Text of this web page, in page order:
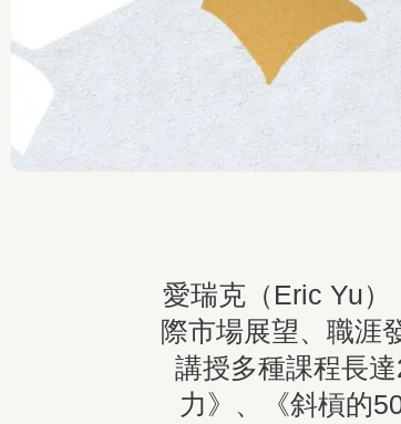
愛瑞克（Eric Yu）
際市場展望、職涯
講授多種課程長
力》、《斜槓的